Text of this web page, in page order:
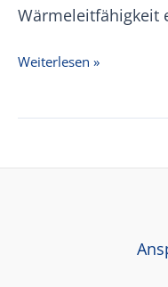
Wärmeleitfähigkeit
+GF+
Preisliste
Weiterlesen »